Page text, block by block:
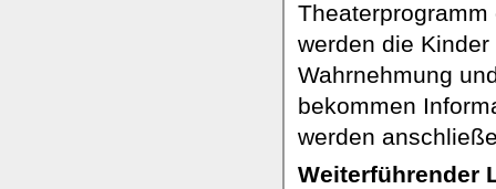
werden die
Wahrnehmung
bekommen
werden
Weiterführender